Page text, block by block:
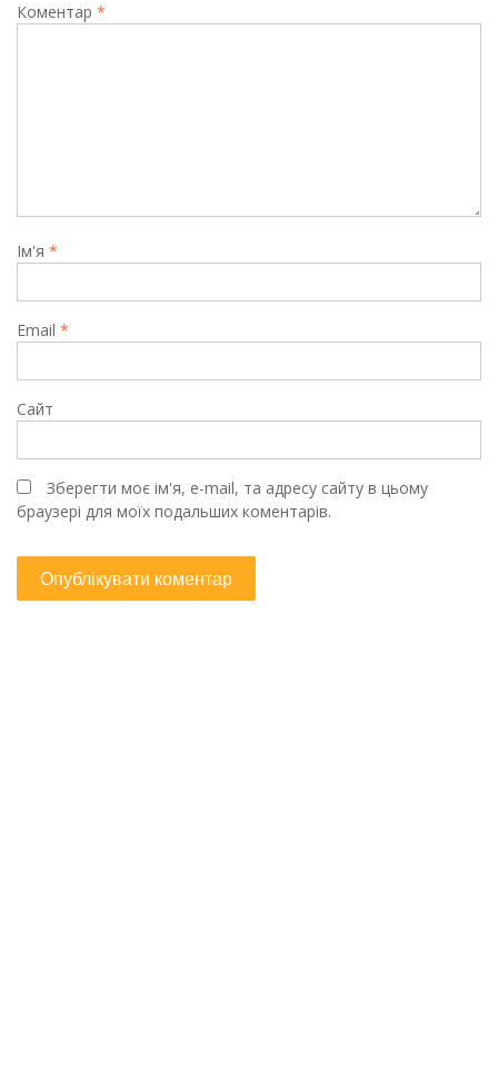
Коментар *
Ім'я *
Email *
Сайт
Зберегти моє ім'я, e-mail, та адресу сайту в цьому
браузері для моїх подальших коментарів.